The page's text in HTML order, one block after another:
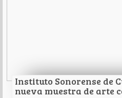
Leer
Instituto Sonorense de
nueva muestra de arte